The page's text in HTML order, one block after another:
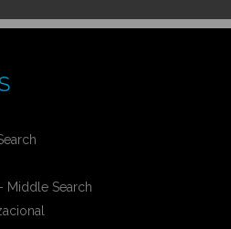
Middle Search